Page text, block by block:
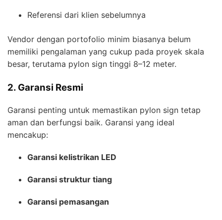
Referensi dari klien sebelumnya
Vendor dengan portofolio minim biasanya belum
memiliki pengalaman yang cukup pada proyek skala
besar, terutama pylon sign tinggi 8–12 meter.
2. Garansi Resmi
Garansi penting untuk memastikan pylon sign tetap
aman dan berfungsi baik. Garansi yang ideal
mencakup:
Garansi kelistrikan LED
Garansi struktur tiang
Garansi pemasangan